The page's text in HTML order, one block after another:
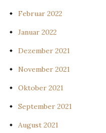
Februar 2022
Januar 2022
Dezember 2021
November 2021
Oktober 2021
September 2021
August 2021